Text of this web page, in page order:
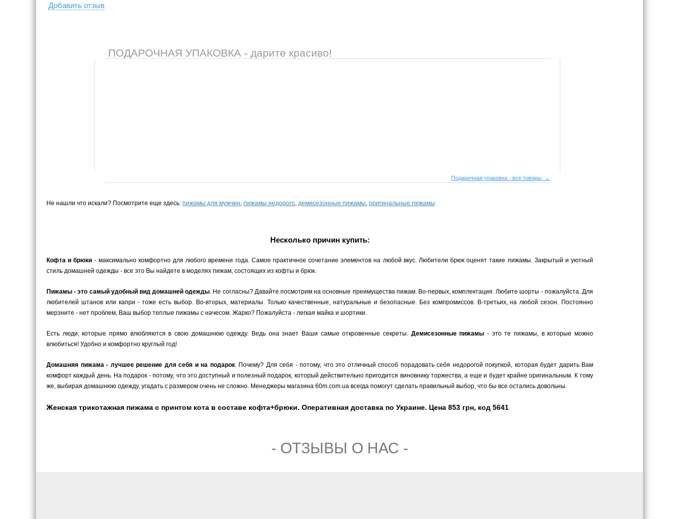
Добавить отзыв
ПОДАРОЧНАЯ УПАКОВКА - дарите красиво!
Подарочная упаковка - все товары →
Не нашли что искали? Посмотрите еще здесь: пижамы для мужчин пижамы недорого демисезонные пижамы оригинальные пижамы
Несколько причин купить:
Кофта и брюки - максимально комфортно для любого времени года. Самое практичное сочетание элементов на любой вкус. Любители брюк оценят такие пижамы. Закрытый и уютный
стиль домашней одежды - все это Вы найдете в моделях пижам, состоящих из кофты и брюк.
Пижамы - это самый удобный вид домашней одежды . Не согласны? Давайте посмотрим на основные преимущества пижам. Во-первых, комплектация. Любите шорты - пожалуйста. Для
любителей штанов или капри - тоже есть выбор. Во-вторых, материалы. Только качественные, натуральные и безопасные. Без компромиссов. В-третьих, на любой сезон. Постоянно
мерзните - нет проблем, Ваш выбор теплые пижамы с начесом. Жарко? Пожалуйста - легкая майка и шортики.
Есть люди, которые прямо влюбляются в свою домашнюю одежду. Ведь она знает Ваши самые откровенные секреты. Демисезонные пижамы - это те пижамы, в которые можно
влюбиться! Удобно и комфортно круглый год!
Домашняя пижама - лучшее решение для себя и на подарок. Почему? Для себя - потому, что это отличный способ порадовать себя недорогой покупкой, которая будет дарить Вам
комфорт каждый день. На подарок - потому, что это доступный и полезный подарок, который действительно пригодится виновнику торжества, а еще и будет крайне оригинальным. К тому
же, выбирая домашнюю одежду, угадать с размером очень не сложно. Менеджеры магазина 60m.com.ua всегда помогут сделать правильный выбор, что бы все остались довольны.
Женская трикотажная пижама с принтом кота в составе кофта+брюки. Оперативная доставка по Украине. Цена 853 грн, код 5641
- ОТЗЫВЫ О НАС -